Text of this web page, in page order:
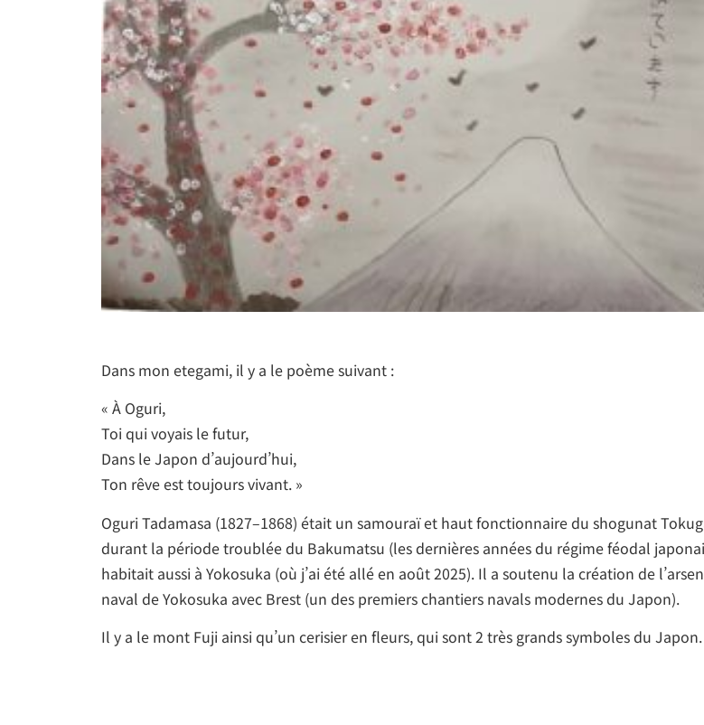
Dans mon etegami, il y a le poème suivant :
« À Oguri,
Toi qui voyais le futur,
Dans le Japon d’aujourd’hui,
Ton rêve est toujours vivant. »
Oguri Tadamasa (1827–1868) était un samouraï et haut fonctionnaire du shogunat
durant la période troublée du Bakumatsu (les dernières années du régime féodal
habitait aussi à Yokosuka (où j’ai été allé en août 2025). Il a soutenu la création de
naval de Yokosuka avec Brest (un des premiers chantiers navals modernes du Japon).
Il y a le mont Fuji ainsi qu’un cerisier en fleurs, qui sont 2 très grands symboles du Japon.